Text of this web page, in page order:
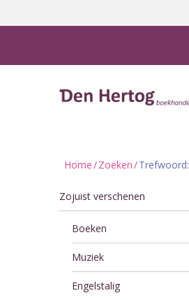
Home/Zoeken/Trefwoord:
Zojuist verschenen
Boeken
Muziek
Engelstalig